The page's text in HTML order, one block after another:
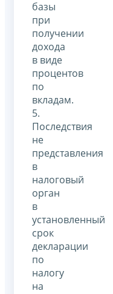
базы
при
получении
дохода
в виде
процентов
по
вкладам.
5.
Последствия
не
представления
в
налоговый
орган
в
установленный
срок
декларации
по
налогу
на